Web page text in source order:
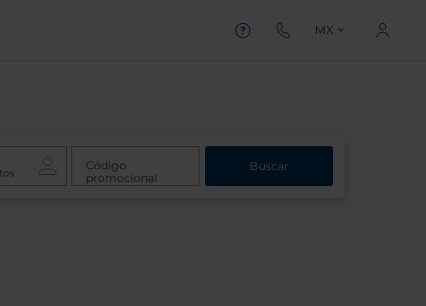
MX
Código
promocional
Buscar